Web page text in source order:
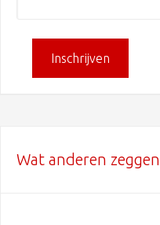
Wat anderen zeggen